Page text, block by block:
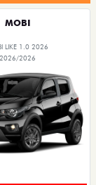
MOBI
LIKE 1.0 2026
2026/2026